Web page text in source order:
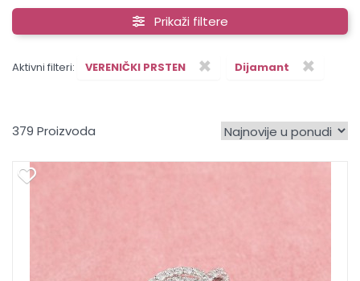
Prikaži filtere
Aktivni filteri: ×
VERENIČKI PRSTEN ×
Dijamant
379